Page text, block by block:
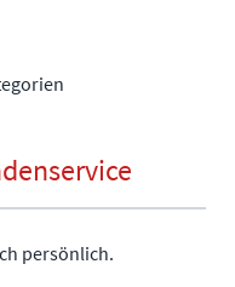
persönlich.